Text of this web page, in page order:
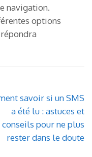
navigation.
options
savoir si un SMS
a été lu : astuces et
conseils pour ne plus
rester dans le doute